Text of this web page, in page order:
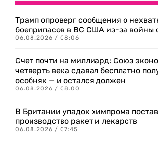
Трамп опроверг сообщения о
боеприпасов в ВС США из-за войны
06.08.2026 / 08:06
Счет почти на миллиард: Союз
четверть века сдавал бесплатно
особняк — и остался должен
06.08.2026 / 08:00
В Британии упадок химпрома
производство ракет и лекарств
06.08.2026 / 07:45